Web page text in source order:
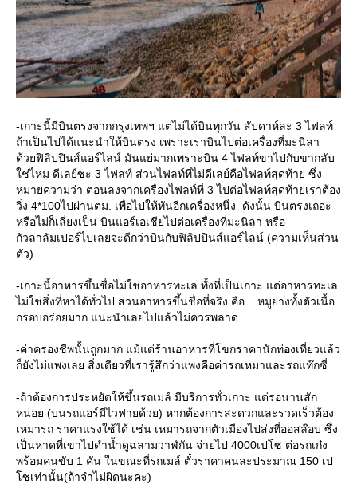
-เกาะนี้มีบินตรงจากกรุงเทพฯ แต่ไม่ได้บินทุกวัน สัปดาห์ละ 3 ไฟลท์
ถ้าเป็นไปได้แนะนำให้บินตรง เพราะเราบินไปต่อเครื่องที่มะนิลา
ด้วยฟิลิปปินส์แอร์ไลน์ มันแย่มากเพราะบิน 4 ไฟลท์ขาไปกับขากลับ
ช่ไหม ดีเลย์ซะ 3 ไฟลท์ ส่วนไฟลท์ที่ไม่ดีเลย์คือไฟลท์สุดท้าย ซึ่ง
หมายความว่า ตอนลงจากเครื่องไฟลท์ที่ 3 ไปต่อไฟลท์สุดท้ายเราต้อง
วิ่ง 4*100ไปผ่านตม. เพื่อไปให้ทันอีกเครื่องหนึ่ง ดังนั้น บินตรงเถอะ
หรือไม่ก็เลี่ยงเป็น บินแอร์เอเชียไปต่อเครื่องที่มะนิลา หรือ
กัวลาลัมเปอร์ไปเลยจะดีกว่าบินกับฟิลิปปินส์แอร์ไลน์ (ความเห็นส่วน
ตัว)
-เกาะนี้อาหารขึ้นชื่อไม่ใช่อาหารทะเล ทั้งที่เป็นเกาะ แต่อาหารทะเล
ไม่ใช่สิ่งที่หาได้ทั่วไป ส่วนอาหารขึ้นชื่อที่จริง คือ... หมูย่างทั้งตัวเนื้อ
กรอบอร่อยมาก แนะนำเลยไปแล้วไม่ควรพลาด
-ค่าครองชีพนั้นถูกมาก แม้แต่ร้านอาหารที่โขกราคานักท่องเที่ยวแล้ว
ก็ยังไม่แพงเลย สิ่งเดียวที่เรารู้สึกว่าแพงคือค่ารถเหมาและรถแท๊กซี่
-ถ้าต้องการประหยัดให้ขึ้นรถเมล์ มีบริการทั่วเกาะ แต่รอนานสัก
หน่อย (บนรถแอร์มีไวฟายด้วย) หากต้องการสะดวกและรวดเร็วต้อง
เหมารถ ราคาแรงใช้ได้ เช่น เหมารถจากตัวเมืองไปส่งที่ออสล๊อบ ซึ่ง
เป็นหาดที่เขาไปดำน้ำดูฉลามวาฬกัน จ่ายไป 4000เปโซ ต่อรถเก๋ง
พร้อมคนขับ 1 คัน ในขณะที่รถเมล์ ตั๋วราคาคนละประมาณ 150 เป
ซเท่านั้น(ถ้าจำไม่ผิดนะคะ)